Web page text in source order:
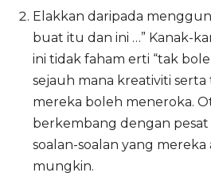
Elakkan daripada
buat itu dan ini …” Kanak-
ini tidak faham erti “tak
sejauh mana kreativiti
mereka boleh meneroka.
berkembang dengan pesat
soalan-soalan yang mereka
mungkin.